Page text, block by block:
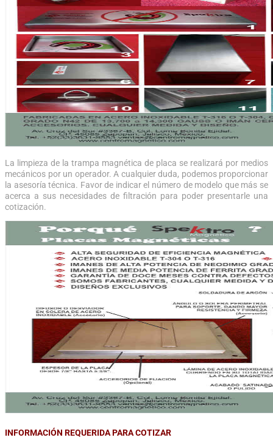
La limpieza de la trampa magnética de placa se realizará por medios
mecánicos por un operador. A cualquier duda, podemos proporcionar
la asesoría técnica. Favor de indicar el número de modelo que más se
acerca a sus necesidades de filtración para poder presentarle una
cotización.
INFORMACIÓN REQUERIDA PARA COTIZAR